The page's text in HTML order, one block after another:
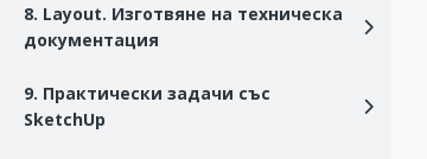
8. Layout. Изготвяне на техническа
документация
9. Практически задачи със
SketchUp